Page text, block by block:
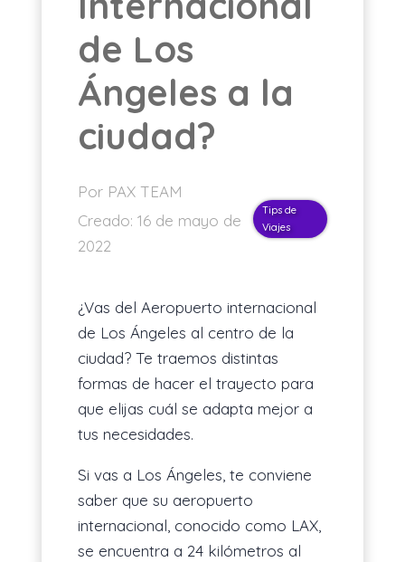
de Los
Ángeles a la
ciudad?
Por PAX TEAM
Creado: 16 de mayo de
2022
Tips de
Viajes
¿Vas del Aeropuerto internacional
de Los Ángeles al centro de la
ciudad? Te traemos distintas
formas de hacer el trayecto para
que elijas cuál se adapta mejor a
tus necesidades.
Si vas a Los Ángeles, te conviene
saber que su aeropuerto
internacional, conocido como LAX,
se encuentra a 24 kilómetros al